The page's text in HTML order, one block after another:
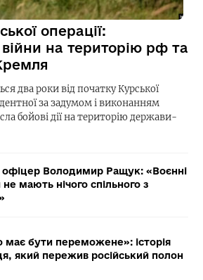
операції:
на територію рф та
два роки від початку Курської
за задумом і виконанням
бойові дії на територію держави-
офіцер Володимир Ращук: «Воєнні
мають нічого спільного з
має бути переможене»: історія
який пережив російський полон